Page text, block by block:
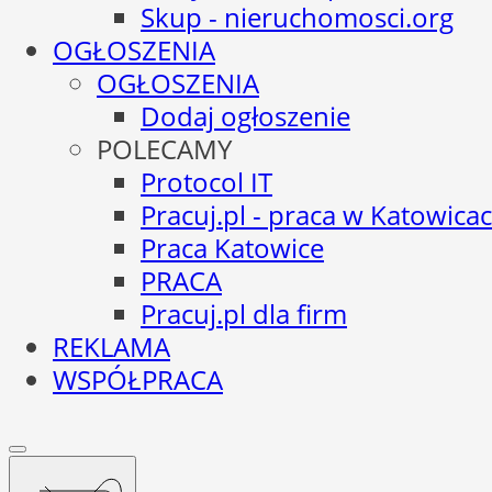
Skup - nieruchomosci.org
OGŁOSZENIA
OGŁOSZENIA
Dodaj ogłoszenie
POLECAMY
Protocol IT
Pracuj.pl - praca w
Praca Katowice
PRACA
Pracuj.pl dla firm
REKLAMA
WSPÓŁPRACA